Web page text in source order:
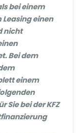
bei einem
einen
nicht
Bei dem
einem
Sie bei der KFZ